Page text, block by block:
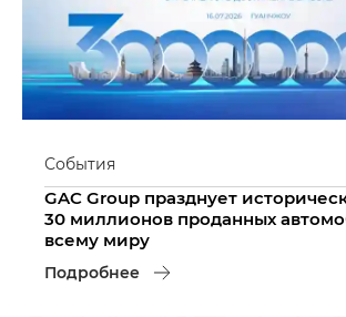
События
GAC Group празднует
30 миллионов проданных
всему миру
Подробнее